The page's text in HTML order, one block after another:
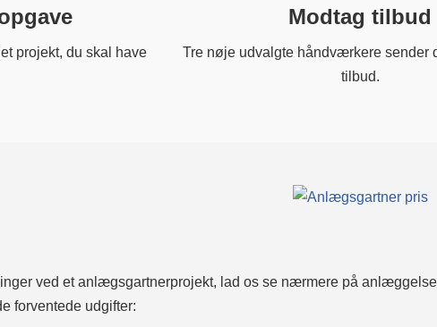
projekt, du skal have
Modtag tilbud
Tre nøje udvalgte håndværkere sender
tilbud.
ved et anlægsgartnerprojekt, lad os se nærmere på
forventede udgifter: